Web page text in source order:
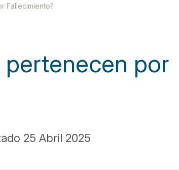
Fallecimiento?
por
25 Abril 2025